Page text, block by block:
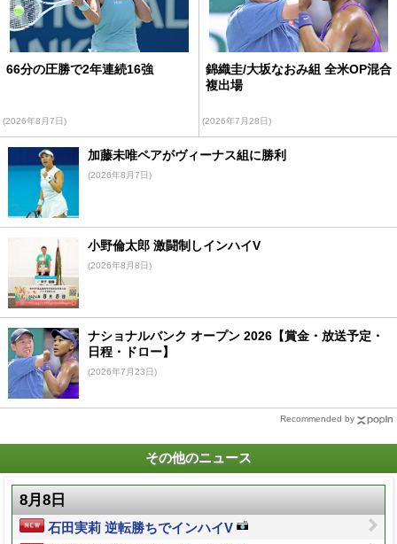
66分の圧勝で2年連続16強
(2026年8月7日)
錦織圭/大坂なおみ組 全米OP混合
複出場
(2026年7月28日)
加藤未唯ペアがヴィーナス組に勝利
(2026年8月7日)
小野倫太郎 激闘制しインハイV
(2026年8月8日)
ナショナルバンク オープン 2026【賞金・放送予定・
日程・ドロー】
(2026年7月23日)
Recommended by
その他のニュース
8月8日
石田実莉 逆転勝ちでインハイV